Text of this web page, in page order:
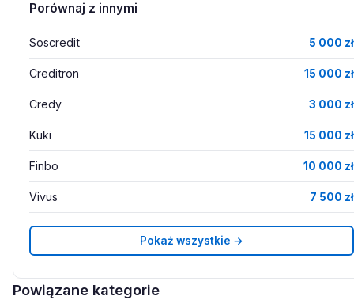
Porównaj z innymi
Soscredit 5 000 zł
Creditron 15 000 zł
Credy 3 000 zł
Kuki 15 000 zł
Finbo 10 000 zł
Vivus 7 500 zł
Pokaż wszystkie →
Powiązane kategorie